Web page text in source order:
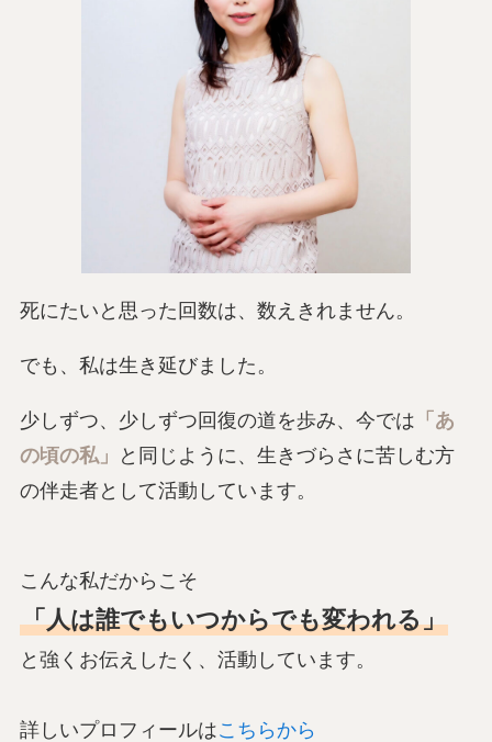
死にたいと思った回数は、数えきれません。
でも、私は生き延びました。
少しずつ、少しずつ回復の道を歩み、今では 「あ
の頃の私」
と同じように、生きづらさに苦しむ方
の伴走者として活動しています。
こんな私だからこそ
「人は誰でもいつからでも変われる」
と強くお伝えしたく、活動しています。
詳しいプロフィールはこちらから